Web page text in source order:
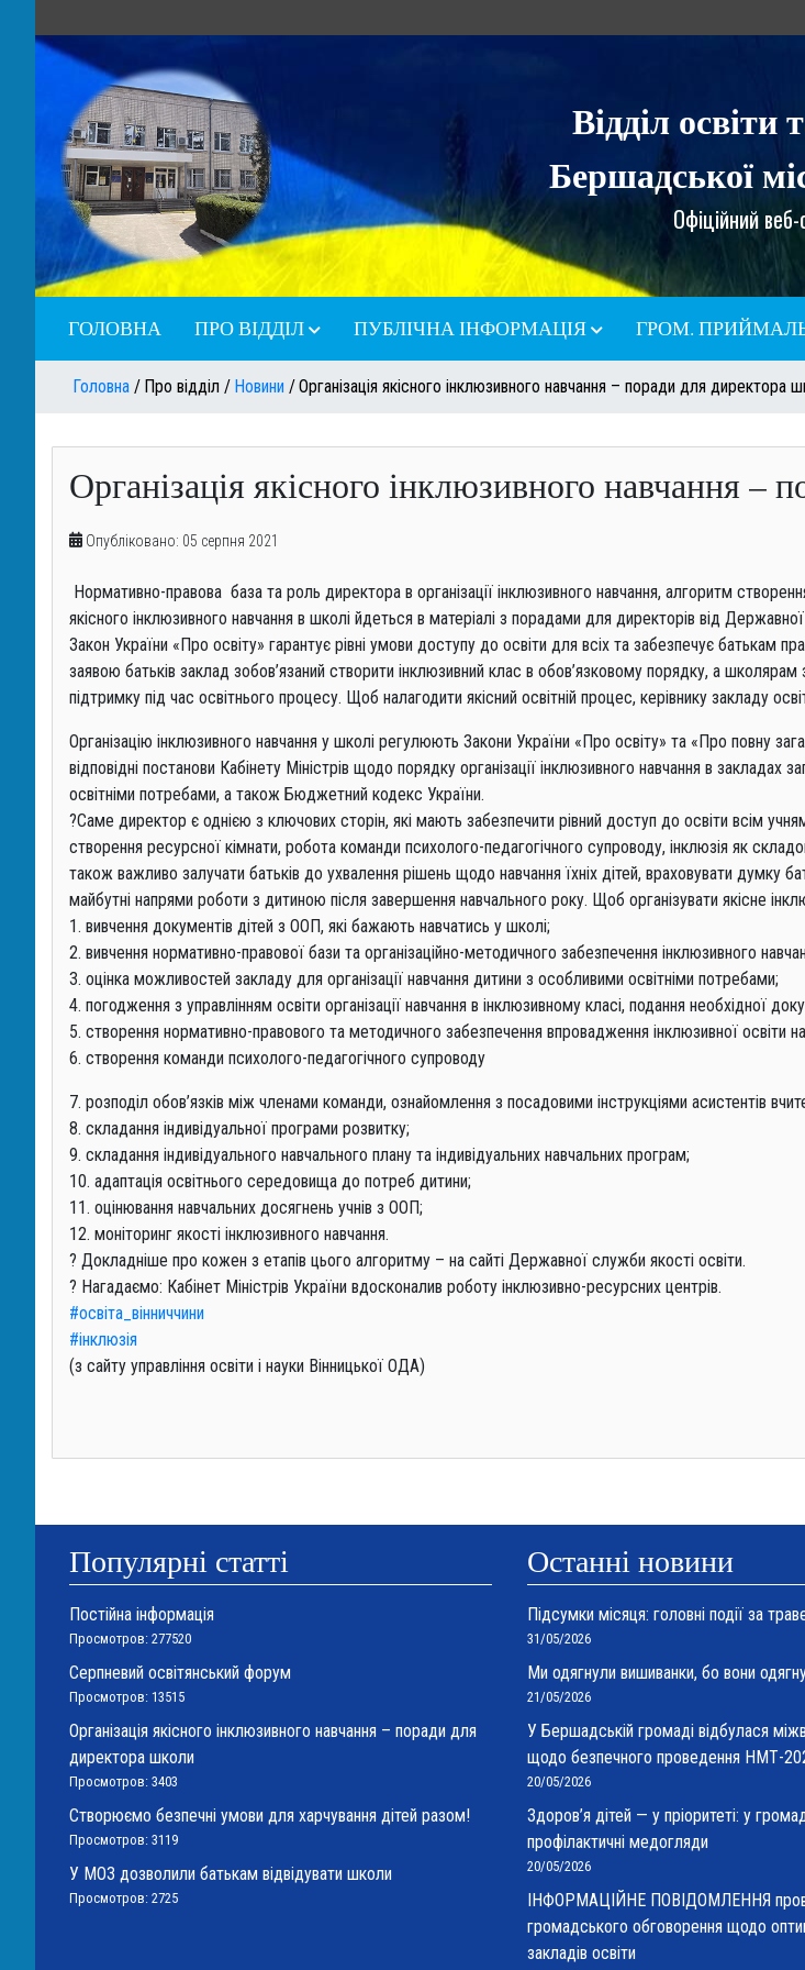
Відділ освіти
Бершадської
Офіційний
ГОЛОВНА ПРО ВІДДІЛ
Структура
ПУБЛІЧНА ІНФОРМАЦІЯ
Державні закупівлі
ГРОМ.
Графік прийому
Головна Про відділ Новини Організація якісного інклюзивного навчання – поради для директора
Організація якісного інклюзивного навчання –
Опубліковано: 05 серпня 2021
Нормативно-правова база та роль директора в організації інклюзивного навчання, алгоритм
якісного інклюзивного навчання в школі йдеться в матеріалі з порадами для директорів від
Закон України «Про освіту» гарантує рівні умови доступу до освіти для всіх та забезпечує батькам
заявою батьків заклад зобов’язаний створити інклюзивний клас в обов’язковому порядку, а
підтримку під час освітнього процесу. Щоб налагодити якісний освітній процес, керівнику закладу
Організацію інклюзивного навчання у школі регулюють Закони України «Про освіту» та «Про повну
відповідні постанови Кабінету Міністрів щодо порядку організації інклюзивного навчання в
освітніми потребами, а також Бюджетний кодекс України.
?Саме директор є однією з ключових сторін, які мають забезпечити рівний доступ до освіти всім
створення ресурсної кімнати, робота команди психолого-педагогічного супроводу, інклюзія як
також важливо залучати батьків до ухвалення рішень щодо навчання їхніх дітей, враховувати думку
майбутні напрями роботи з дитиною після завершення навчального року. Щоб організувати якісне
1. вивчення документів дітей з ООП, які бажають навчатись у школі;
2. вивчення нормативно-правової бази та організаційно-методичного забезпечення інклюзивного
3. оцінка можливостей закладу для організації навчання дитини з особливими освітніми потребами;
4. погодження з управлінням освіти організації навчання в інклюзивному класі, подання необхідної
5. створення нормативно-правового та методичного забезпечення впровадження інклюзивної освіти на
6. створення команди психолого-педагогічного супроводу
7. розподіл обов’язків між членами команди, ознайомлення з посадовими інструкціями асистентів
8. складання індивідуальної програми розвитку;
9. складання індивідуального навчального плану та індивідуальних навчальних програм;
10. адаптація освітнього середовища до потреб дитини;
11. оцінювання навчальних досягнень учнів з ООП;
12. моніторинг якості інклюзивного навчання.
? Докладніше про кожен з етапів цього алгоритму – на сайті Державної служби якості освіти.
? Нагадаємо: Кабінет Міністрів України вдосконалив роботу інклюзивно-ресурсних центрів.
#освіта_вінниччини
#інклюзія
(з сайту управління освіти і науки Вінницької ОДА)
Популярні статті
Постійна інформація
Просмотров: 277520
Серпневий освітянський форум
Просмотров: 13515
Організація якісного інклюзивного навчання – поради для
директора школи
Просмотров: 3403
Створюємо безпечні умови для харчування дітей разом!
Просмотров: 3119
У МОЗ дозволили батькам відвідувати школи
Просмотров: 2725
Останні новини
Підсумки місяця: головні події за
31/05/2026
Ми одягнули вишиванки, бо вони
21/05/2026
У Бершадській громаді відбулася
щодо безпечного проведення НМТ-
20/05/2026
Здоров’я дітей — у пріоритеті: у
профілактичні медогляди
20/05/2026
ІНФОРМАЦІЙНЕ ПОВІДОМЛЕННЯ
громадського обговорення щодо
закладів освіти